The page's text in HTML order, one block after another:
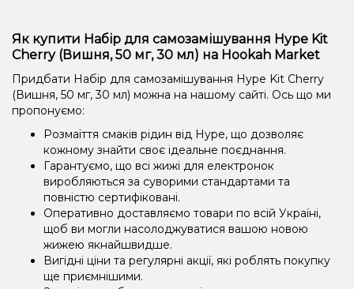
Як купити Набір для самозамішування Hype Kit
Cherry (Вишня, 50 мг, 30 мл) на Hookah Market
Придбати Набір для самозамішування Hype Kit Cherry
(Вишня, 50 мг, 30 мл) можна на нашому сайті. Ось що ми
пропонуємо:
Розмаїття смаків рідин від Hype, що дозволяє
кожному знайти своє ідеальне поєднання.
Гарантуємо, що всі жижі для електронок
виробляються за суворими стандартами та
повністю сертифіковані.
Оперативно доставляємо товари по всій Україні,
щоб ви могли насолоджуватися вашою новою
жижею якнайшвидше.
Вигідні ціни та регулярні акції, які роблять покупку
ще приємнішими.